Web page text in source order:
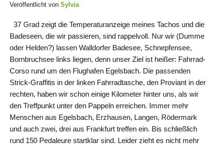
Veröffentlicht von Sylvia
37 Grad zeigt die Temperaturanzeige meines Tachos und die
Badeseen, die wir passieren, sind rappelvoll. Nur wir (Dumme
oder Helden?) lassen Walldorfer Badesee, Schnepfensee,
Bornbruchsee links liegen, denn unser Ziel ist heißer: Fahrrad-
Corso rund um den Flughafen Egelsbach. Die passenden
Strick-Graffitis in der linken Fahrradtasche, den Proviant in der
rechten, haben wir schon einige Kilometer hinter uns, als wir
den Treffpunkt unter den Pappeln erreichen. Immer mehr
Menschen aus Egelsbach, Erzhausen, Langen, Rödermark
und auch zwei, drei aus Frankfurt treffen ein. Bis schließlich
rund 150 Pedaleure startklar sind. Leider zieht es nicht mehr